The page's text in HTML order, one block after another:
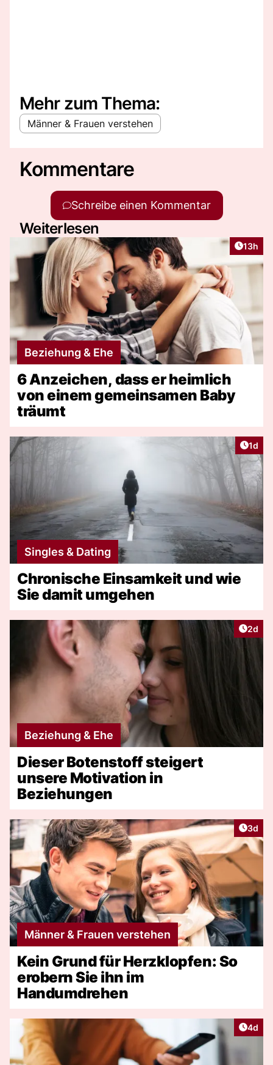
Mehr zum Thema:
Männer & Frauen verstehen
Kommentare
Schreibe einen Kommentar
Weiterlesen
Artikel
13h
Beziehung & Ehe
6 Anzeichen, dass er heimlich
von einem gemeinsamen Baby
träumt
1d
Singles & Dating
Chronische Einsamkeit und wie
Sie damit umgehen
2d
Beziehung & Ehe
Dieser Botenstoff steigert
unsere Motivation in
Beziehungen
3d
Männer & Frauen verstehen
Kein Grund für Herzklopfen: So
erobern Sie ihn im
Handumdrehen
4d